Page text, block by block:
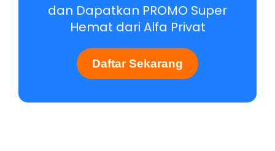
dan Dapatkan PROMO Super
Hemat dari Alfa Privat
Daftar Sekarang